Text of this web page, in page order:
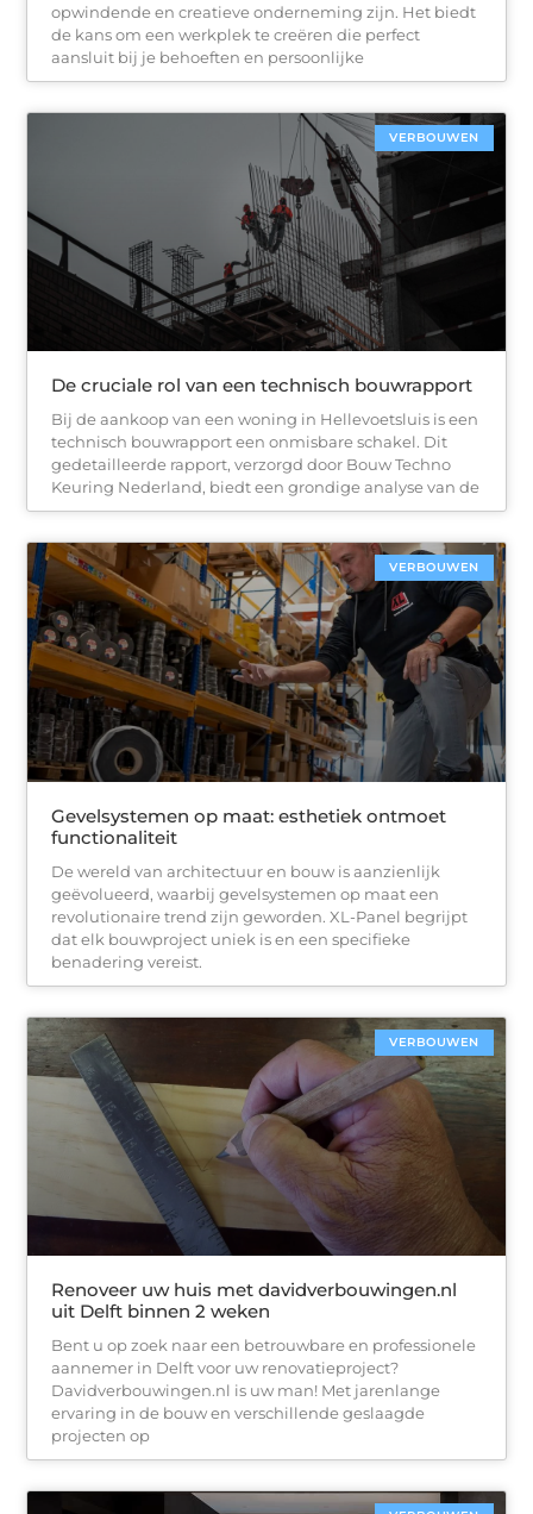
opwindende en creatieve onderneming zijn. Het biedt
de kans om een werkplek te creëren die perfect
aansluit bij je behoeften en persoonlijke
VERBOUWEN
De cruciale rol van een technisch bouwrapport
Bij de aankoop van een woning in Hellevoetsluis is een
technisch bouwrapport een onmisbare schakel. Dit
gedetailleerde rapport, verzorgd door Bouw Techno
Keuring Nederland, biedt een grondige analyse van de
VERBOUWEN
Gevelsystemen op maat: esthetiek ontmoet
functionaliteit
De wereld van architectuur en bouw is aanzienlijk
geëvolueerd, waarbij gevelsystemen op maat een
revolutionaire trend zijn geworden. XL-Panel begrijpt
dat elk bouwproject uniek is en een specifieke
benadering vereist.
VERBOUWEN
Renoveer uw huis met davidverbouwingen.nl
uit Delft binnen 2 weken
Bent u op zoek naar een betrouwbare en professionele
aannemer in Delft voor uw renovatieproject?
Davidverbouwingen.nl is uw man! Met jarenlange
ervaring in de bouw en verschillende geslaagde
projecten op